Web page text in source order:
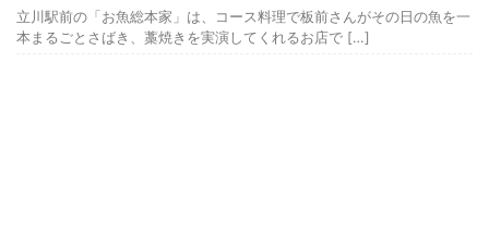
立川駅前の「お魚総本家」は、コース料理で板前さんがその日の魚を一
本まるごとさばき、藁焼きを実演してくれるお店で […]